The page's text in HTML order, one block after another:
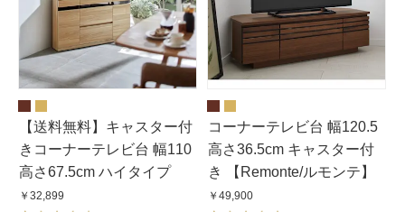
【送料無料】キャスター付
きコーナーテレビ台 幅110
高さ67.5cm ハイタイプ
￥32,899
コーナーテレビ台 幅120.5
高さ36.5cm キャスター付
き 【Remonte/ルモンテ】
￥49,900